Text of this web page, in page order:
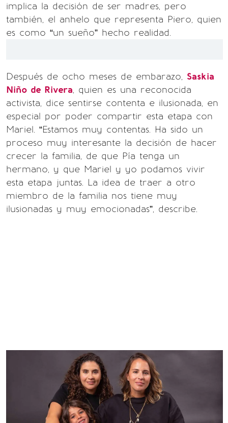
implica la decisión de ser madres, pero
también, el anhelo que representa Piero, quien
es como “un sueño” hecho realidad.
Después de ocho meses de embarazo, Saskia
Niño de Rivera, quien es una reconocida
activista, dice sentirse contenta e ilusionada, en
especial por poder compartir esta etapa con
Mariel. “Estamos muy contentas. Ha sido un
proceso muy interesante la decisión de hacer
crecer la familia, de que Pía tenga un
hermano, y que Mariel y yo podamos vivir
esta etapa juntas. La idea de traer a otro
miembro de la familia nos tiene muy
ilusionadas y muy emocionadas”, describe.